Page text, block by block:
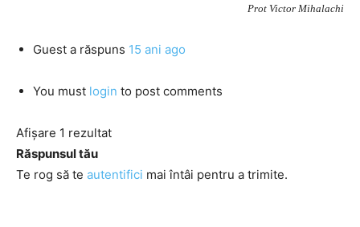
Prot Victor Mihalachi
Guest a răspuns 15 ani ago
You must login to post comments
Afișare 1 rezultat
Răspunsul tău
Te rog să te autentifici mai întâi pentru a trimite.